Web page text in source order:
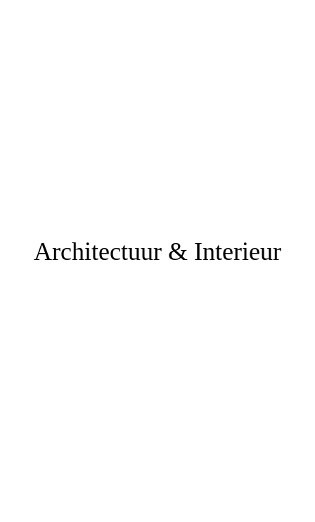
Architectuur & Interieur